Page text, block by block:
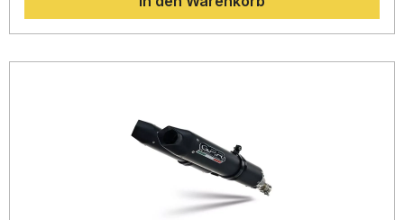
und Leistung, während Sie durch die hochwertige
Edelstahlkonstruktion ein deutlich reduziertes Gewicht
Deeptone Sound für ein einzigartiges akustisches Erlebnis,
einfach in einer Fachwerkstatt durchgeführt werden. Alle
fahrzeugspezifischen Halterungen und notwendigen
Zubehörteile sind im Lieferumfang enthalten. Spürbare
Leistungs- und Drehmomentsteigerung Sportlicher
Deeptone-Sound für intensives Fahrerlebnis Hochwertiger
Edelstahl (Inox) mit geringem Gewicht Plug-and-Play-